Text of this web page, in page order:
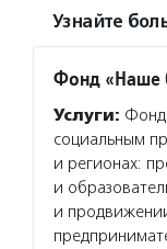
Узнайте
Фонд «Наше
Услуги: Фонд
социальным
и регионах:
и
и